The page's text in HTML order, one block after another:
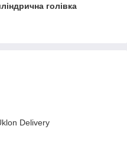
голівка
Delivery